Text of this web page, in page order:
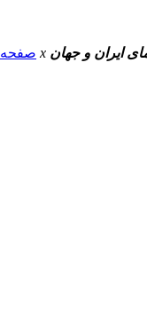
ایران و جهان x